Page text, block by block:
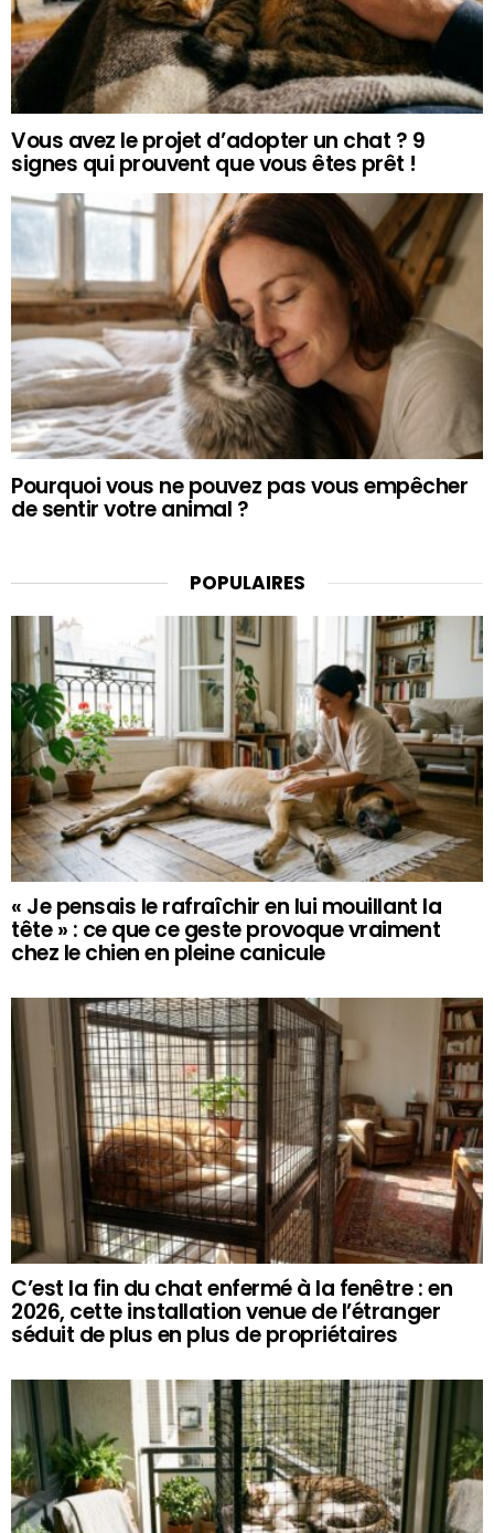
Vous avez le projet d’adopter un chat ? 9
signes qui prouvent que vous êtes prêt !
Pourquoi vous ne pouvez pas vous empêcher
de sentir votre animal ?
POPULAIRES
« Je pensais le rafraîchir en lui mouillant la
tête » : ce que ce geste provoque vraiment
chez le chien en pleine canicule
C’est la fin du chat enfermé à la fenêtre : en
2026, cette installation venue de l’étranger
séduit de plus en plus de propriétaires